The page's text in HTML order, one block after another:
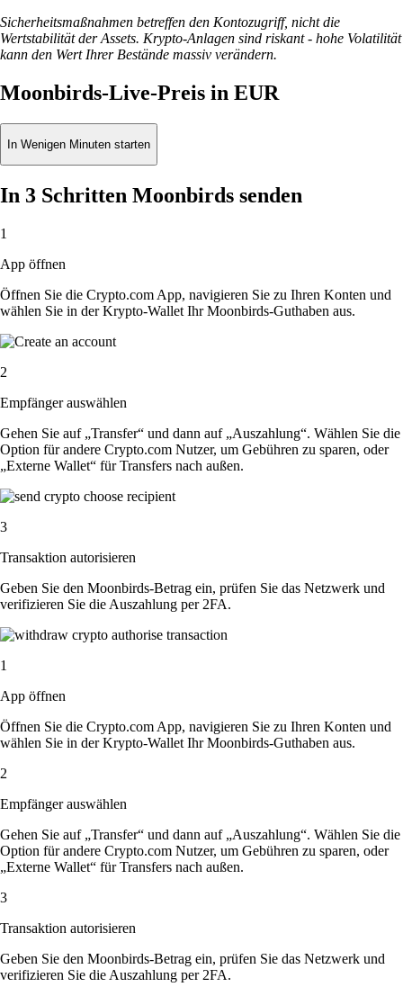
Sicherheitsmaßnahmen betreffen den Kontozugriff, nicht die
Wertstabilität der Assets. Krypto-Anlagen sind riskant - hohe Volatilität
kann den Wert Ihrer Bestände massiv verändern.
Moonbirds-Live-Preis in EUR
In Wenigen Minuten starten
In 3 Schritten Moonbirds senden
1
App öffnen
Öffnen Sie die Crypto.com App, navigieren Sie zu Ihren Konten und
wählen Sie in der Krypto-Wallet Ihr Moonbirds-Guthaben aus.
2
Empfänger auswählen
Gehen Sie auf „Transfer“ und dann auf „Auszahlung“. Wählen Sie die
Option für andere Crypto.com Nutzer, um Gebühren zu sparen, oder
„Externe Wallet“ für Transfers nach außen.
3
Transaktion autorisieren
Geben Sie den Moonbirds-Betrag ein, prüfen Sie das Netzwerk und
verifizieren Sie die Auszahlung per 2FA.
1
App öffnen
Öffnen Sie die Crypto.com App, navigieren Sie zu Ihren Konten und
wählen Sie in der Krypto-Wallet Ihr Moonbirds-Guthaben aus.
2
Empfänger auswählen
Gehen Sie auf „Transfer“ und dann auf „Auszahlung“. Wählen Sie die
Option für andere Crypto.com Nutzer, um Gebühren zu sparen, oder
„Externe Wallet“ für Transfers nach außen.
3
Transaktion autorisieren
Geben Sie den Moonbirds-Betrag ein, prüfen Sie das Netzwerk und
verifizieren Sie die Auszahlung per 2FA.